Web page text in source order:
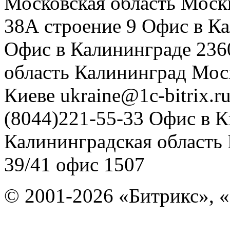
38А строение 9 Офис в
Офис в Калининграде
область Калининград
Киеве ukraine@1c-
(8044)221-55-33 Офис в
Калининградская область
39/41 офис 1507
© 2001-2026 «Битрикс»,